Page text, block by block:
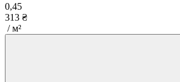
0,45
313 ₴
/ м²